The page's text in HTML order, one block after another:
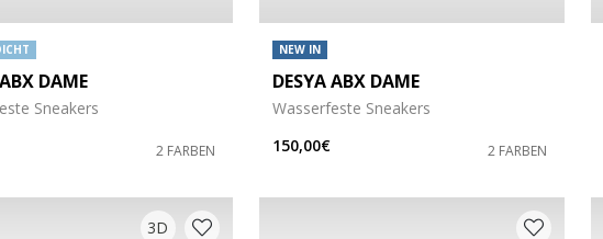
DAME
Sneakers
2 FARBEN
NEW IN
DESYA ABX DAME
Wasserfeste Sneakers
150,00€
2 FARBEN
3D